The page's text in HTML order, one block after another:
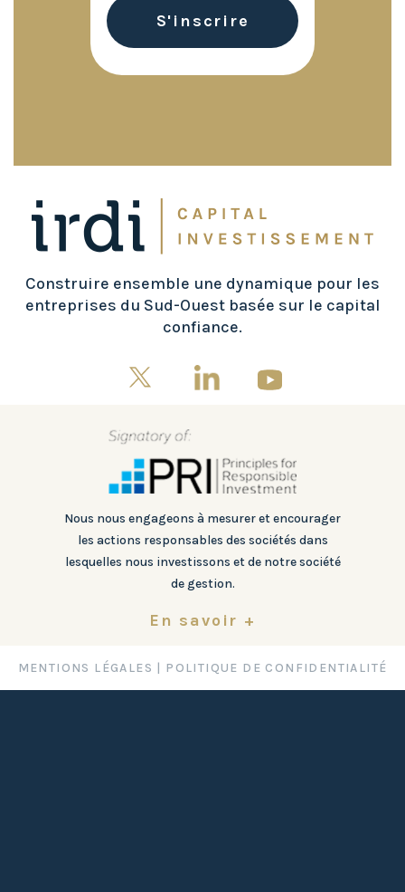
Construire ensemble une dynamique pour les
entreprises du Sud-Ouest basée sur le capital
confiance.
Nous nous engageons à mesurer et encourager
les actions responsables des sociétés dans
lesquelles nous investissons et de notre société
de gestion.
En savoir +
MENTIONS LÉGALES | POLITIQUE DE CONFIDENTIALITÉ